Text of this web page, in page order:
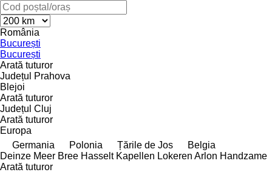
România
București
București
Arată tuturor
Județul Prahova
Blejoi
Arată tuturor
Județul Cluj
Arată tuturor
Europa
Germania
Polonia Țările de Jos
Belgia
Deinze Meer Bree Hasselt Kapellen Lokeren Arlon Handzame
Arată tuturor